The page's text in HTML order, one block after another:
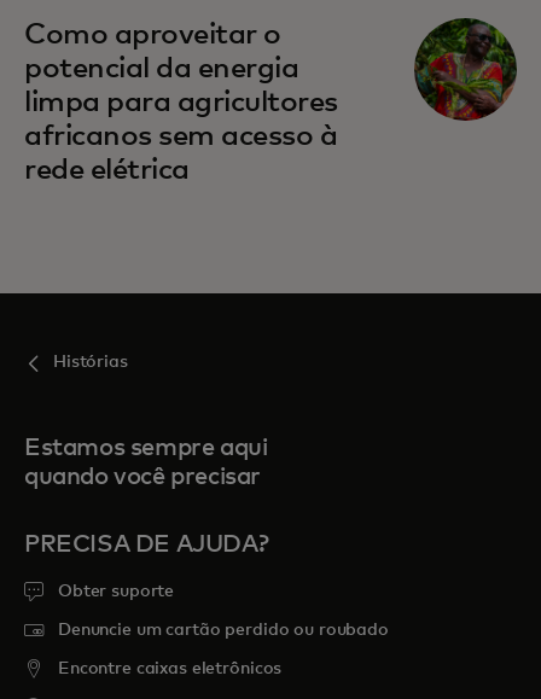
Como aproveitar o
potencial da energia
limpa para agricultores
africanos sem acesso à
rede elétrica
Histórias
Estamos sempre aqui
quando você precisar
PRECISA DE AJUDA?
Obter suporte
Denuncie um cartão perdido ou roubado
Encontre caixas eletrônicos